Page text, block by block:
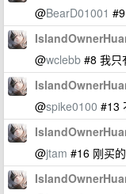
@BearD01001
@wclebb #8 我只
@spike0100 #13
@jtam #16 刚买